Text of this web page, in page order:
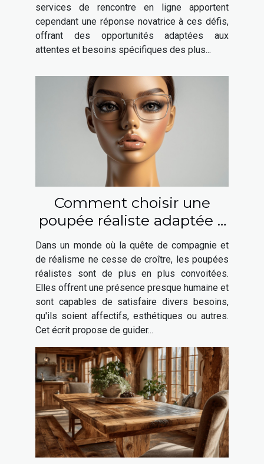
services de rencontre en ligne apportent
cependant une réponse novatrice à ces défis,
offrant des opportunités adaptées aux
attentes et besoins spécifiques des plus...
Comment choisir une
poupée réaliste adaptée à
vos besoins ?
Dans un monde où la quête de compagnie et
de réalisme ne cesse de croître, les poupées
réalistes sont de plus en plus convoitées.
Elles offrent une présence presque humaine et
sont capables de satisfaire divers besoins,
qu'ils soient affectifs, esthétiques ou autres.
Cet écrit propose de guider...